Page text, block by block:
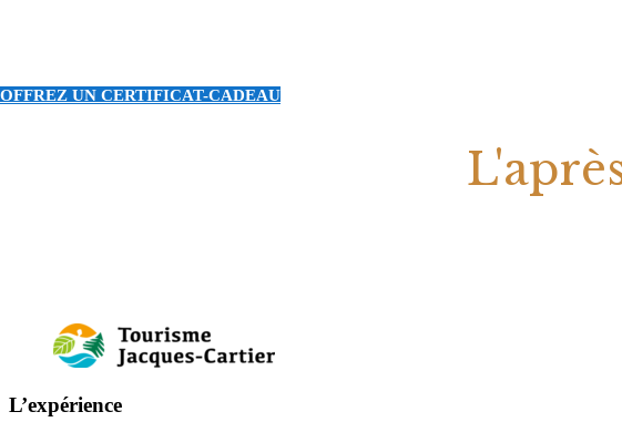
OFFREZ UN CERTIFICAT-CADEAU
L’expérience